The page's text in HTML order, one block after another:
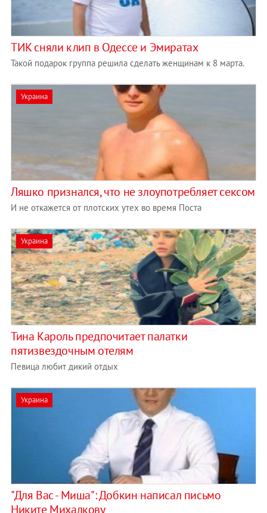
TИK сняли клип в Одессе и Эмиратах
Такой подарок группа решила сделать женщинам к 8 марта.
Украина
Ляшко признался, что не злоупотребляет сексом
И не откажется от плотских утех во время Поста
Украина
Тина Кароль предпочитает палатки
пятизвездочным отелям
Певица любит дикий отдых
Украина
"Для Вас - Миша": Добкин написал письмо
Никите Михалкову